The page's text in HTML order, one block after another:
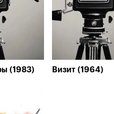
(1983) Визит (1964)